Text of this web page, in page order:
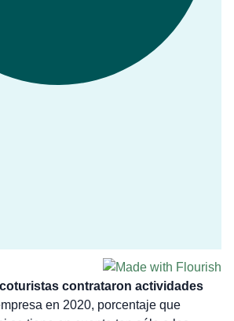
contrataron actividades
en 2020, porcentaje que